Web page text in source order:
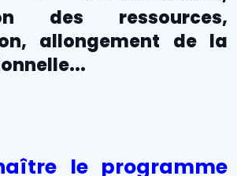
des ressources,
allongement de la
le programme